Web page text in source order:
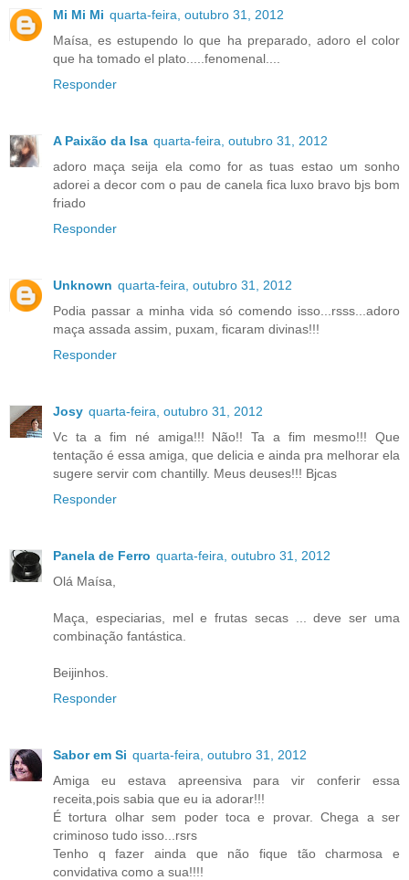
Mi Mi Mi quarta-feira, outubro 31, 2012
Maísa, es estupendo lo que ha preparado, adoro el color
que ha tomado el plato.....fenomenal....
Responder
A Paixão da Isa quarta-feira, outubro 31, 2012
adoro maça seija ela como for as tuas estao um sonho
adorei a decor com o pau de canela fica luxo bravo bjs bom
friado
Responder
Unknown quarta-feira, outubro 31, 2012
Podia passar a minha vida só comendo isso...rsss...adoro
maça assada assim, puxam, ficaram divinas!!!
Responder
Josy quarta-feira, outubro 31, 2012
Vc ta a fim né amiga!!! Não!! Ta a fim mesmo!!! Que
tentação é essa amiga, que delicia e ainda pra melhorar ela
sugere servir com chantilly. Meus deuses!!! Bjcas
Responder
Panela de Ferro quarta-feira, outubro 31, 2012
Olá Maísa,
Maça, especiarias, mel e frutas secas ... deve ser uma
combinação fantástica.
Beijinhos.
Responder
Sabor em Si quarta-feira, outubro 31, 2012
Amiga eu estava apreensiva para vir conferir essa
receita,pois sabia que eu ia adorar!!!
É tortura olhar sem poder toca e provar. Chega a ser
criminoso tudo isso...rsrs
Tenho q fazer ainda que não fique tão charmosa e
convidativa como a sua!!!!